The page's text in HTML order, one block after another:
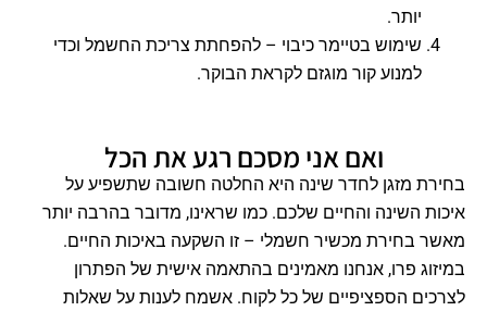
יותר.
שימוש בטיימר כיבוי – להפחתת צריכת החשמל וכדי
למנוע קור מוגזם לקראת הבוקר.
ואם אני מסכם רגע את הכל
בחירת מזגן לחדר שינה היא החלטה חשובה שתשפיע על
איכות השינה והחיים שלכם. כמו שראינו, מדובר בהרבה יותר
מאשר בחירת מכשיר חשמלי – זו השקעה באיכות החיים.
במיזוג פרו, אנחנו מאמינים בהתאמה אישית של הפתרון
לצרכים הספציפיים של כל לקוח. אשמח לענות על שאלות